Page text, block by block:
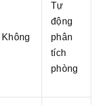
Không
Tự
động
phân
tích
phòng